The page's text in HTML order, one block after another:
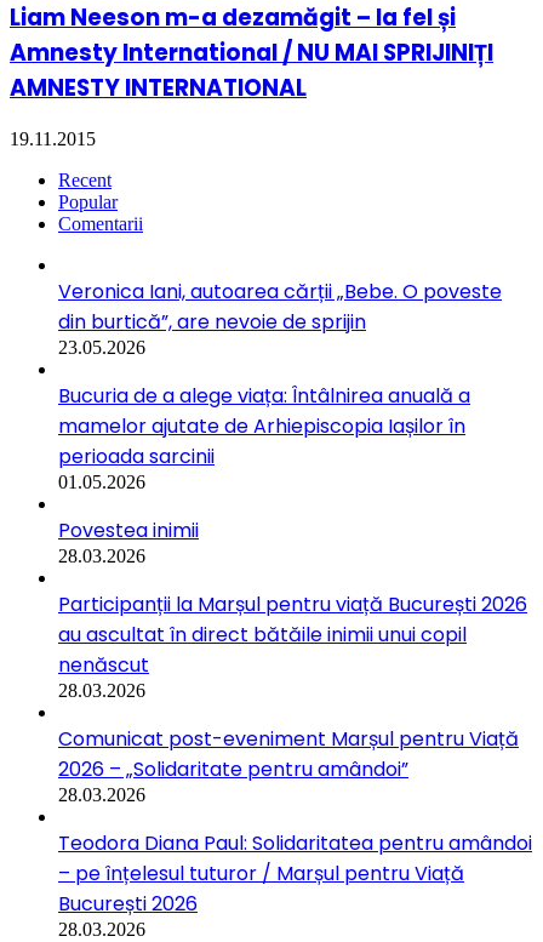
Liam Neeson m-a dezamăgit – la fel și
Amnesty International / NU MAI SPRIJINIȚI
AMNESTY INTERNATIONAL
19.11.2015
Recent
Popular
Comentarii
Veronica Iani, autoarea cărții „Bebe. O poveste
din burtică”, are nevoie de sprijin
23.05.2026
Bucuria de a alege viața: Întâlnirea anuală a
mamelor ajutate de Arhiepiscopia Iașilor în
perioada sarcinii
01.05.2026
Povestea inimii
28.03.2026
Participanții la Marșul pentru viață București 2026
au ascultat în direct bătăile inimii unui copil
nenăscut
28.03.2026
Comunicat post-eveniment Marșul pentru Viață
2026 – „Solidaritate pentru amândoi”
28.03.2026
Teodora Diana Paul: Solidaritatea pentru amândoi
– pe înțelesul tuturor / Marșul pentru Viață
București 2026
28.03.2026